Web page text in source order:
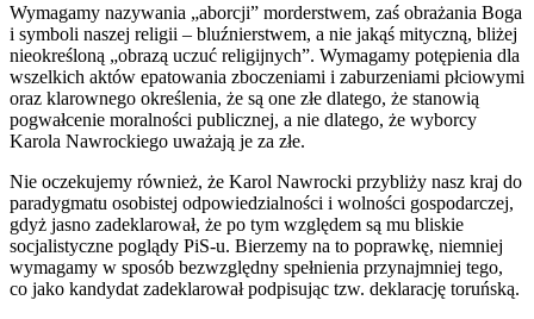
Wymagamy nazywania „aborcji” morderstwem, zaś obrażania Boga
i symboli naszej religii – bluźnierstwem, a nie jakąś mityczną, bliżej
nieokreśloną „obrazą uczuć religijnych”. Wymagamy potępienia dla
wszelkich aktów epatowania zboczeniami i zaburzeniami płciowymi
oraz klarownego określenia, że są one złe dlatego, że stanowią
pogwałcenie moralności publicznej, a nie dlatego, że wyborcy
Karola Nawrockiego uważają je za złe.
Nie oczekujemy również, że Karol Nawrocki przybliży nasz kraj do
paradygmatu osobistej odpowiedzialności i wolności gospodarczej,
gdyż jasno zadeklarował, że po tym względem są mu bliskie
socjalistyczne poglądy PiS-u. Bierzemy na to poprawkę, niemniej
wymagamy w sposób bezwzględny spełnienia przynajmniej tego,
co jako kandydat zadeklarował podpisując tzw. deklarację toruńską.